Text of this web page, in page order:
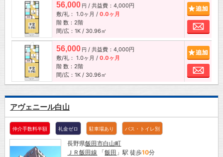
56,000 円 / 共益費：4,000円
敷/礼： 1.0ヶ月 / 0.0ヶ月
階 数：2階
間/広：1K / 30.96㎡
お
56,000 円 / 共益費：4,000円
敷/礼： 1.0ヶ月 / 0.0ヶ月
階 数：2階
間/広：1K / 30.96㎡
お
アヴェニール白山
仲介手数料半額 礼金ゼロ 駐車場あり バス・トイレ別
長野県飯田市白山町
ＪＲ飯田線 「飯田 」駅 徒歩10分